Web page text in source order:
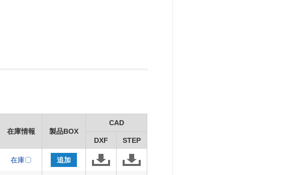
在庫情報 製品BOX
CAD
DXF STEP
在庫〇 追加